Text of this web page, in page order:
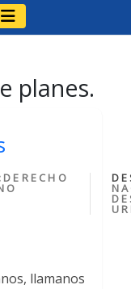
planes.
DERECHO
llamanos